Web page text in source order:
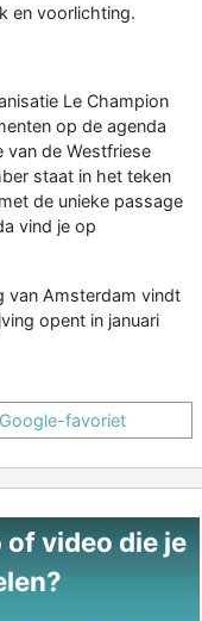
en voorlichting.
Le Champion
op de agenda
van de Westfriese
staat in het teken
de unieke passage
vind je op
van Amsterdam vindt
opent in januari
favoriet
of video die je